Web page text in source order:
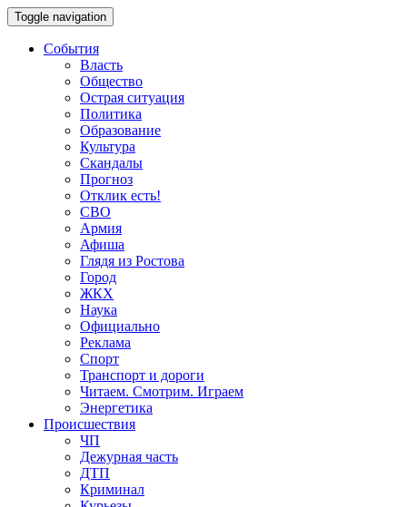
Toggle navigation
События
Власть
Общество
Острая ситуация
Политика
Образование
Культура
Скандалы
Прогноз
Отклик есть!
СВО
Армия
Афиша
Глядя из Ростова
Город
ЖКХ
Наука
Официально
Реклама
Спорт
Транспорт и дороги
Читаем. Смотрим. Играем
Энергетика
Происшествия
ЧП
Дежурная часть
ДТП
Криминал